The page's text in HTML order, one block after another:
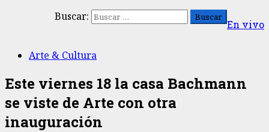
Buscar:
En vivo
Arte & Cultura
Este viernes 18 la casa Bachmann
se viste de Arte con otra
inauguración